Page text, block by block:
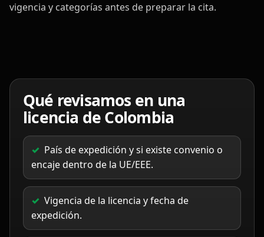
vigencia y categorías antes de preparar la cita.
Qué revisamos en una
licencia de Colombia
País de expedición y si existe convenio o
encaje dentro de la UE/EEE.
Vigencia de la licencia y fecha de
expedición.